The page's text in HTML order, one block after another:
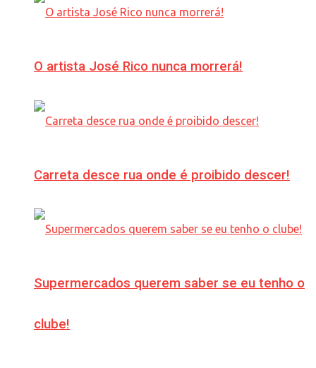
O artista José Rico nunca morrerá!
Carreta desce rua onde é proibido descer!
Supermercados querem saber se eu tenho o
clube!